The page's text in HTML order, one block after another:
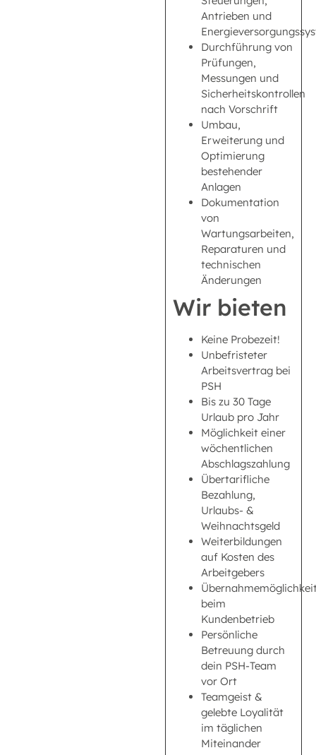
Antrieben und
Durchführung von
Prüfungen,
Messungen und
Sicherheitskontrollen
nach Vorschrift
Umbau,
Erweiterung und
Optimierung
bestehender
Anlagen
Dokumentation
von
Wartungsarbeiten,
Reparaturen und
technischen
Änderungen
Wir bieten
Keine Probezeit!
Unbefristeter
Arbeitsvertrag bei
PSH
Bis zu 30 Tage
Urlaub pro Jahr
Möglichkeit einer
wöchentlichen
Abschlagszahlung
Übertarifliche
Bezahlung,
Urlaubs- &
Weihnachtsgeld
Weiterbildungen
auf Kosten des
Arbeitgebers
beim
Kundenbetrieb
Persönliche
Betreuung durch
dein PSH-Team
vor Ort
Teamgeist &
gelebte Loyalität
im täglichen
Miteinander